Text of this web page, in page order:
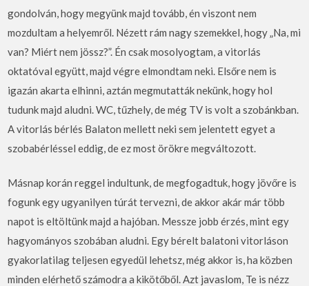
gondolván, hogy megyünk majd tovább, én viszont nem
mozdultam a helyemről. Nézett rám nagy szemekkel, hogy „Na, mi
van? Miért nem jössz?”. Én csak mosolyogtam, a vitorlás
oktatóval együtt, majd végre elmondtam neki. Elsőre nem is
igazán akarta elhinni, aztán megmutatták nekünk, hogy hol
tudunk majd aludni. WC, tűzhely, de még TV is volt a szobánkban.
A vitorlás bérlés Balaton mellett neki sem jelentett egyet a
szobabérléssel eddig, de ez most örökre megváltozott.
Másnap korán reggel indultunk, de megfogadtuk, hogy jövőre is
fogunk egy ugyanilyen túrát tervezni, de akkor akár már több
napot is eltöltünk majd a hajóban. Messze jobb érzés, mint egy
hagyományos szobában aludni. Egy bérelt balatoni vitorláson
gyakorlatilag teljesen egyedül lehetsz, még akkor is, ha közben
minden elérhető számodra a kikötőből. Azt javaslom, Te is nézz